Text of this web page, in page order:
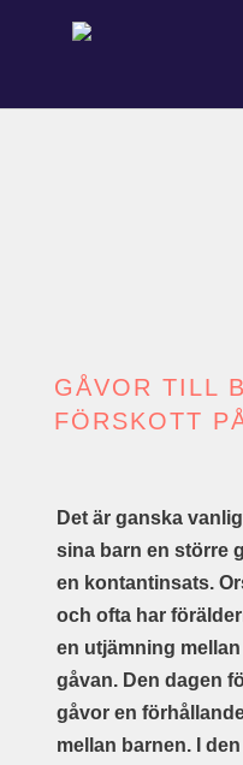
GÅVOR TILL
FÖRSKOTT
Det är ganska
sina barn en större
en kontantinsats.
och ofta har
en utjämning
gåvan. Den dagen
gåvor en
mellan barnen. I